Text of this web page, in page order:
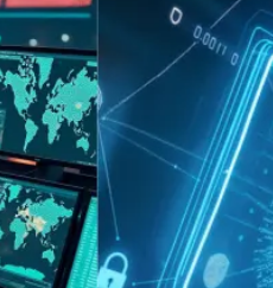
Çadır
Pet Malzemeleri